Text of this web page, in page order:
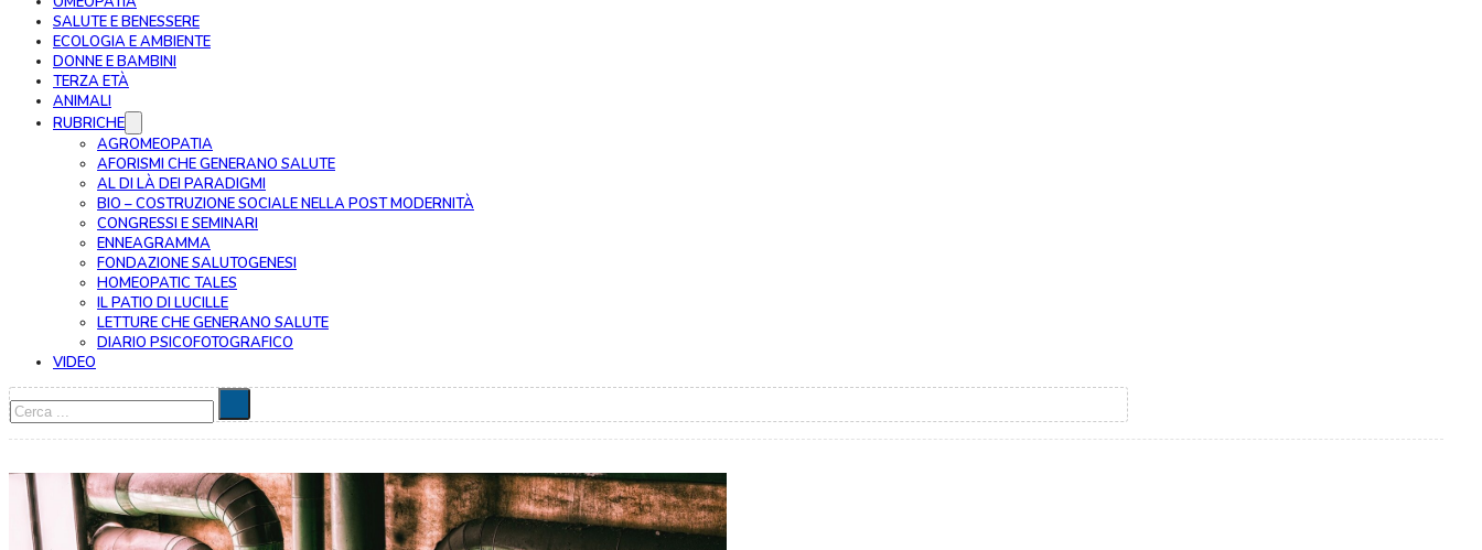
SALUTE E BENESSERE
ECOLOGIA E AMBIENTE
DONNE E BAMBINI
TERZA ETÀ
ANIMALI
RUBRICHE
AGROMEOPATIA
AFORISMI CHE GENERANO SALUTE
AL DI LÀ DEI PARADIGMI
BIO – COSTRUZIONE SOCIALE NELLA POST MODERNITÀ
CONGRESSI E SEMINARI
ENNEAGRAMMA
FONDAZIONE SALUTOGENESI
HOMEOPATIC TALES
IL PATIO DI LUCILLE
LETTURE CHE GENERANO SALUTE
DIARIO PSICOFOTOGRAFICO
VIDEO
Cerca